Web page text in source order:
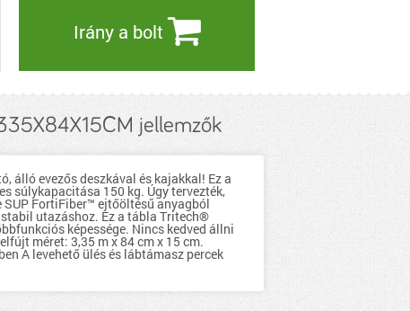
Irány a bolt
jellemzők
álló evezős deszkával és kajakkal! Ez a
súlykapacitása 150 kg. Úgy tervezték,
FortiFiber™ ejtőöltésű anyagból
utazáshoz. Ez a tábla Tritech®
képessége. Nincs kedved állni
méret: 3,35 m x 84 cm x 15 cm.
A levehető ülés és lábtámasz percek